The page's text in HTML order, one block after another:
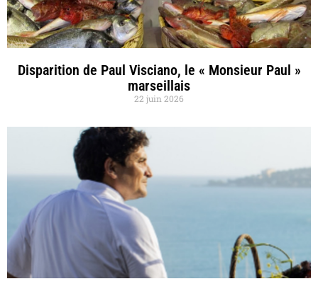
Disparition de Paul Visciano, le « Monsieur Paul »
marseillais
22 juin 2026